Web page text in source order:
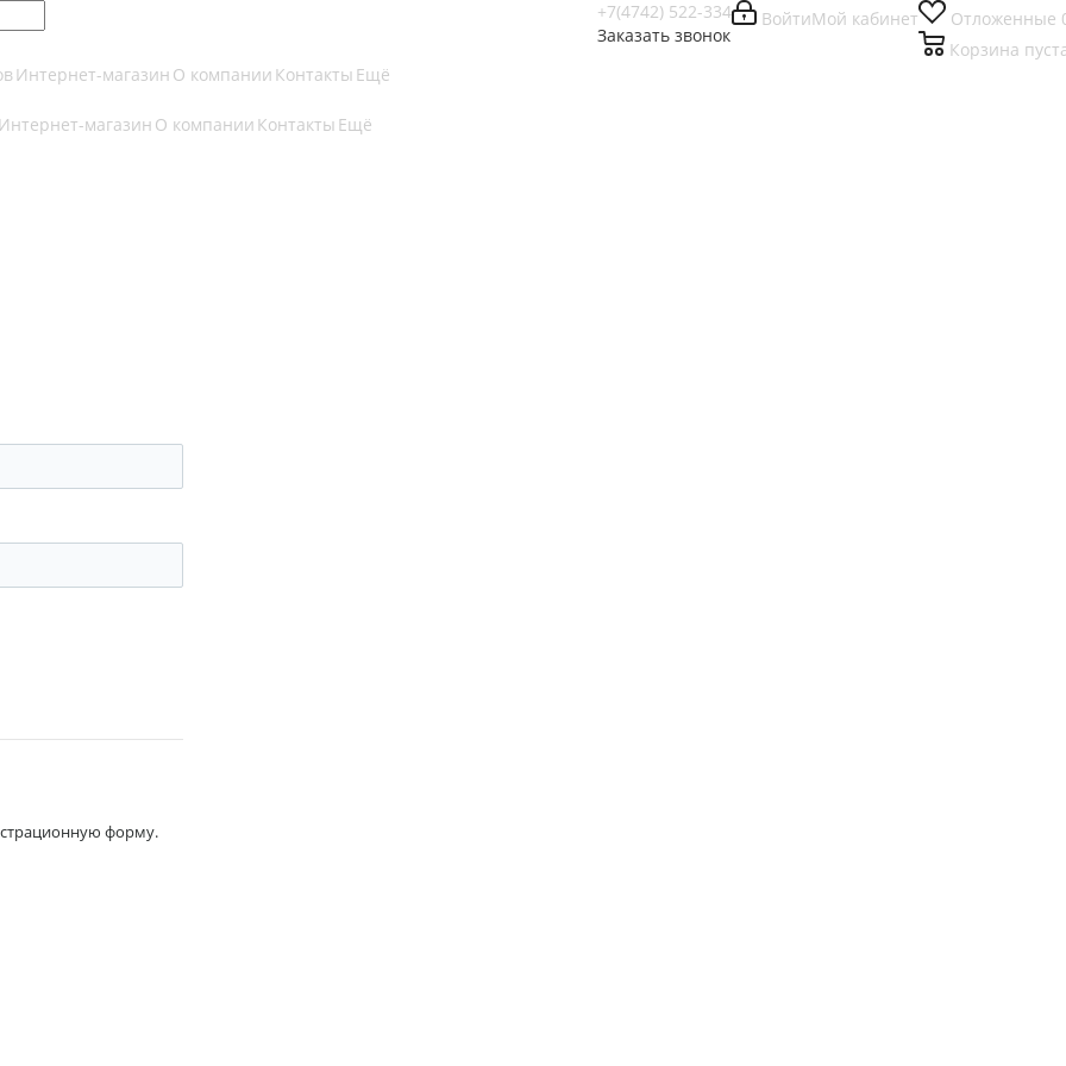
Отложенные
Корзина
ВойтиМой кабинет
+7(4742) 522-334
Заказать звонок
Интернет-магазин О компании Контакты Ещё
Интернет-магазин О компании Контакты Ещё
форму.